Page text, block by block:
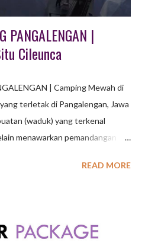
PANGALENGAN |
Cileunca
| Camping Mewah di
terletak di Pangalengan, Jawa
(waduk) yang terkenal
menawarkan pemandangan
jeram, paintball, flying fox, dan
di Tepi Sungai Situ Cileunca
dimulai pada masa
1919-1926, ketika wilayah
READ MORE